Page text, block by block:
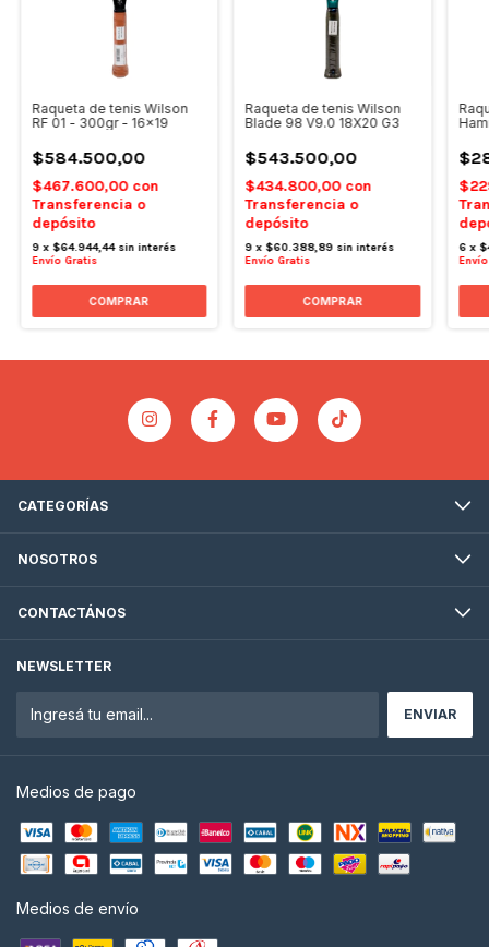
Raqueta de tenis Wilson
RF 01 - 300gr - 16x19
$584.500,00
$467.600,00 con
Transferencia o
depósito
9 x $64.944,44 sin interés
Envío Gratis
Raqueta de tenis Wilson
Blade 98 V9.0 18X20 G3
$543.500,00
$434.800,00 con
Transferencia o
depósito
9 x$60.388,89 sin interés
Envío Gratis
6 x
CATEGORÍAS
NOSOTROS
CONTACTÁNOS
NEWSLETTER
Medios de pago
Medios de envío